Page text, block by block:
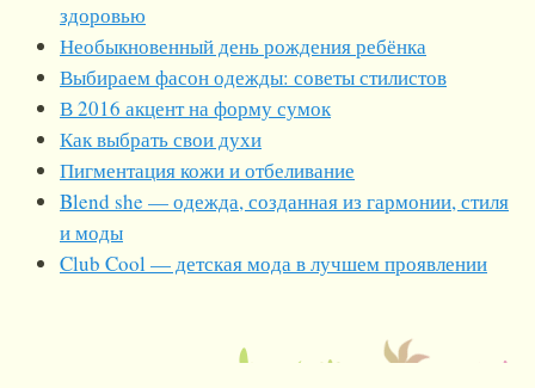
здоровью
Необыкновенный день рождения ребёнка
Выбираем фасон одежды: советы стилистов
В 2016 акцент на форму сумок
Как выбрать свои духи
Пигментация кожи и отбеливание
Blend she — одежда, созданная из гармонии, стиля
и моды
Club Cool — детская мода в лучшем проявлении